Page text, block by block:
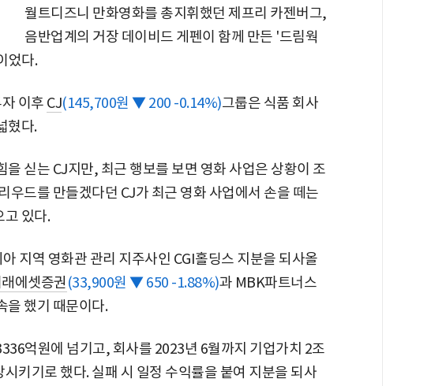
월트디즈니 만화영화를 총지휘했던 제프리 카젠버그,
음반업계의 거장 데이비드 게펜이 함께 만든 '드림웍
었다.
이후 CJ(145,700원 ▼ 200 -0.14%)그룹은 식품 회사
혔다.
을 싣는 CJ지만, 최근 행보를 보면 영화 사업은 상황이 조
우드를 만들겠다던 CJ가 최근 영화 사업에서 손을 떼는
고 있다.
지역 영화관 관리 지주사인 CGI홀딩스 지분을 되사올
에셋증권 (33,900원 ▼ 650 -1.88%)과 MBK파트너스
을 했기 때문이다.
억원에 넘기고, 회사를 2023년 6월까지 기업가치 2조
키기로 했다. 실패 시 일정 수익률을 붙여 지분을 되사